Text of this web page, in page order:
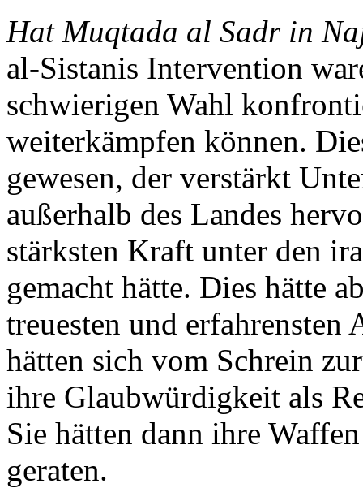
Hat Muqtada al Sadr in
al-Sistanis Intervention
schwierigen Wahl
weiterkämpfen können.
gewesen, der verstärkt
außerhalb des Landes
stärksten Kraft unter den
gemacht hätte. Dies hätte
treuesten und
hätten sich vom Schrein
ihre Glaubwürdigkeit als
Sie hätten dann ihre
geraten.